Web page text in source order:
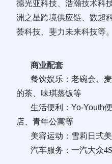
德光亚科技、浩瀚技术科
洲之星跨境供应链、数超
荟科技、斐力未来科技等。
商业配套
餐饮娱乐：老碗会、
的茶、味琪蒸饭等
生活便利：Yo-Youth
店、青年公寓等
美容运动： 雪莉日式
汽车服务：一汽大众